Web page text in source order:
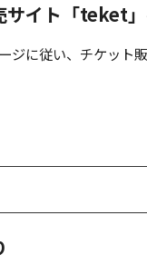
サイト「teket
ジに従い、チケット